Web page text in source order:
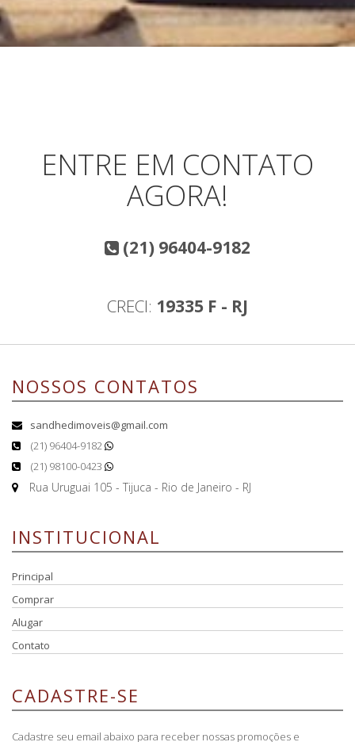
ENTRE EM CONTATO
AGORA!
(21) 96404-9182
CRECI: 19335 F - RJ
NOSSOS CONTATOS
sandhedimoveis@gmail.com
(21) 96404-9182
(21) 98100-0423
Rua Uruguai 105 - Tijuca - Rio de Janeiro - RJ
INSTITUCIONAL
Principal
Comprar
Alugar
Contato
CADASTRE-SE
Cadastre seu email abaixo para receber nossas promoções e